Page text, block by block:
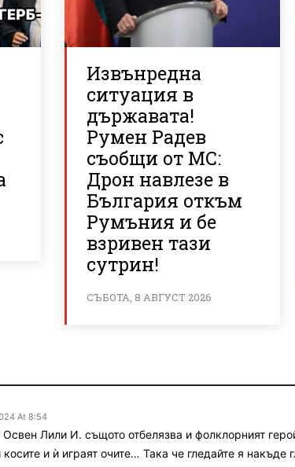
Извънредна
ситуация в
държавата!
Румен Радев
съобщи от МС:
Дрон навлезе в
България откъм
Румъния и бе
взривен тази
сутрин!
СЪБОТА, 8 АВГУСТ 2026
At 8:54
Лили И. същото отбелязва и фолклорният
и ѝ играят очите… Така че гледайте я накъде